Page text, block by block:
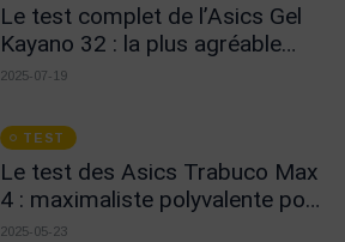
Le test complet de l’Asics Gel
Kayano 32 : la plus agréable
pour un usage au quotidien !
2025-07-19
TEST
Le test des Asics Trabuco Max
4 : maximaliste polyvalente pour
le long
2025-05-23